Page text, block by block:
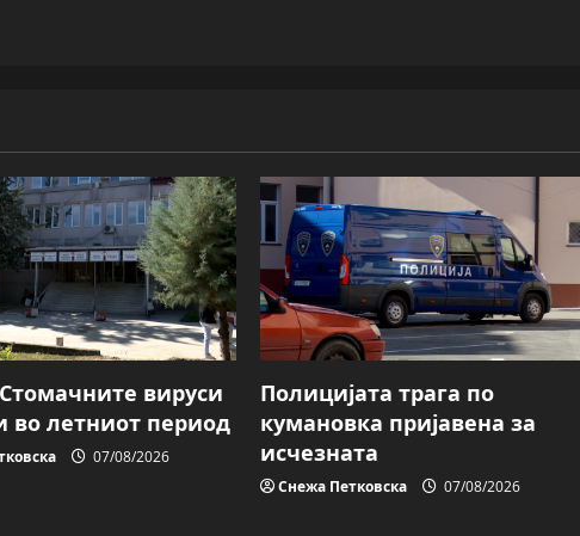
вируси
во летниот период
07/08/2026
Полицијата трага пo
кумановка пријавена за
исчезната
Снежа Петковска 07/08/2026